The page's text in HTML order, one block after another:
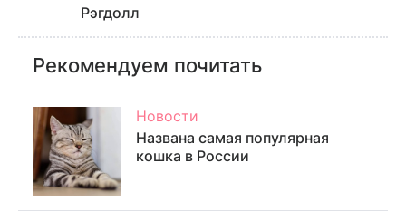
Рэгдолл
Рекомендуем почитать
Новости
Названа самая популярная
кошка в России